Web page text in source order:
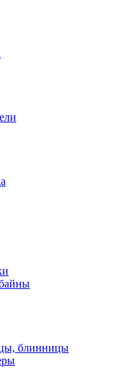
блинницы